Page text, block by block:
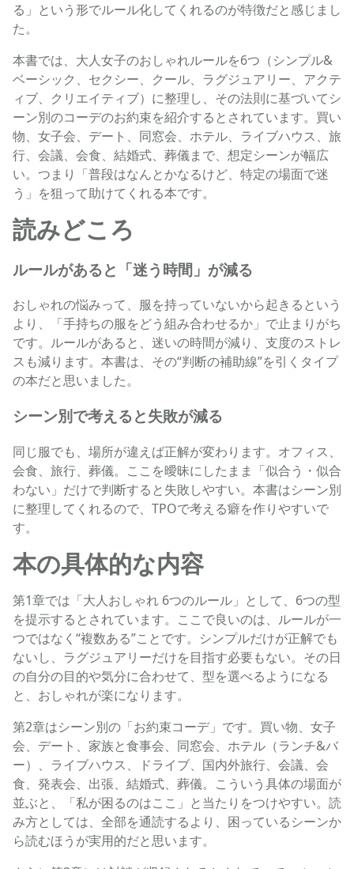
る」という形でルール化してくれるのが特徴だと感じまし
た。
本書では、大人女子のおしゃれルールを6つ（シンプル&
ベーシック、セクシー、クール、ラグジュアリー、アクテ
ィブ、クリエイティブ）に整理し、その法則に基づいてシ
ーン別のコーデのお約束を紹介するとされています。買い
物、女子会、デート、同窓会、ホテル、ライブハウス、旅
行、会議、会食、結婚式、葬儀まで、想定シーンが幅広
い。つまり「普段はなんとかなるけど、特定の場面で迷
う」を狙って助けてくれる本です。
読みどころ
ルールがあると「迷う時間」が減る
おしゃれの悩みって、服を持っていないから起きるという
より、「手持ちの服をどう組み合わせるか」で止まりがち
です。ルールがあると、迷いの時間が減り、支度のストレ
スも減ります。本書は、その“判断の補助線”を引くタイプ
の本だと思いました。
シーン別で考えると失敗が減る
同じ服でも、場所が違えば正解が変わります。オフィス、
会食、旅行、葬儀。ここを曖昧にしたまま「似合う・似合
わない」だけで判断すると失敗しやすい。本書はシーン別
に整理してくれるので、TPOで考える癖を作りやすいで
す。
本の具体的な内容
第1章では「大人おしゃれ 6つのルール」として、6つの型
を提示するとされています。ここで良いのは、ルールが一
つではなく“複数ある”ことです。シンプルだけが正解でも
ないし、ラグジュアリーだけを目指す必要もない。その日
の自分の目的や気分に合わせて、型を選べるようになる
と、おしゃれが楽になります。
第2章はシーン別の「お約束コーデ」です。買い物、女子
会、デート、家族と食事会、同窓会、ホテル（ランチ&バ
ー）、ライブハウス、ドライブ、国内外旅行、会議、会
食、発表会、出張、結婚式、葬儀。こういう具体の場面が
並ぶと、「私が困るのはここ」と当たりをつけやすい。読
み方としては、全部を通読するより、困っているシーンか
ら読むほうが実用的だと思います。